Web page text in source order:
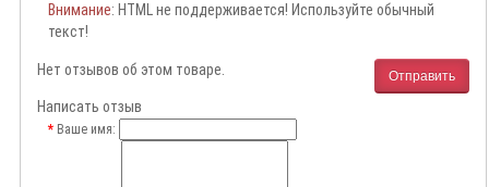
Внимание: HTML не поддерживается! Используйте обычный
текст!
Отправить
Нет отзывов об этом товаре.
Написать отзыв
Ваше имя: